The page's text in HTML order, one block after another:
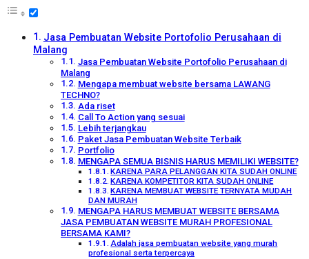
Jasa Pembuatan Website Portofolio Perusahaan di
Malang
Jasa Pembuatan Website Portofolio Perusahaan di
Malang
Mengapa membuat website bersama LAWANG
TECHNO?
Ada riset
Call To Action yang sesuai
Lebih terjangkau
Paket Jasa Pembuatan Website Terbaik
Portfolio
MENGAPA SEMUA BISNIS HARUS MEMILIKI WEBSITE?
KARENA PARA PELANGGAN KITA SUDAH ONLINE
KARENA KOMPETITOR KITA SUDAH ONLINE
KARENA MEMBUAT WEBSITE TERNYATA MUDAH
DAN MURAH
MENGAPA HARUS MEMBUAT WEBSITE BERSAMA
JASA PEMBUATAN WEBSITE MURAH PROFESIONAL
BERSAMA KAMI?
Adalah jasa pembuatan website yang murah
profesional serta terpercaya